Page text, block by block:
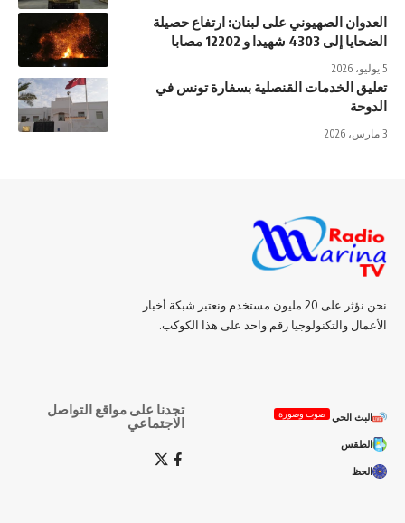
العدوان الصهيوني على لبنان: ارتفاع حصيلة
الضحايا إلى 4303 شهيدا و 12202 مصابا
5 يوليو، 2026
تعليق الخدمات القنصلية بسفارة تونس في
الدوحة
3 مارس، 2026
نحن نؤثر على 20 مليون مستخدم ونعتبر شبكة أخبار
الأعمال والتكنولوجيا رقم واحد على هذا الكوكب.
البث الحي صوت وصورة
الطقس
الحظ
تجدنا على مواقع التواصل
الاجتماعي